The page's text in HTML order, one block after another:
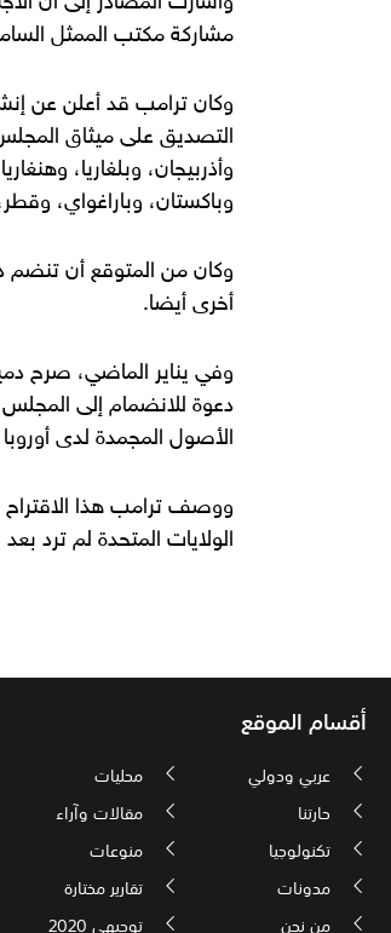
مشاركة مكتب الممثل
وكان ترامب قد أعلن عن
وأذربيجان، وبلغاريا،
وباكستان، وباراغواي،
وكان من المتوقع أن
أخرى أيضا.
وفي يناير الماضي، صرح
دعوة للانضمام إلى
الأصول المجمدة لدى
ووصف ترامب هذا الاقتراح
الولايات المتحدة لم ترد
أقسام الموقع
عربي ودولي
محليات
حارتنا
مقالات وآراء
تكنولوجيا
منوعات
مدونات
تقارير مختارة
من نحن
توجيهي 2020